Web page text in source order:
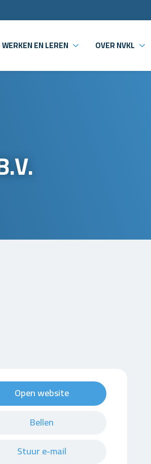
WERKEN EN LEREN OVER NVKL
Open website
Bellen
Stuur e-mail